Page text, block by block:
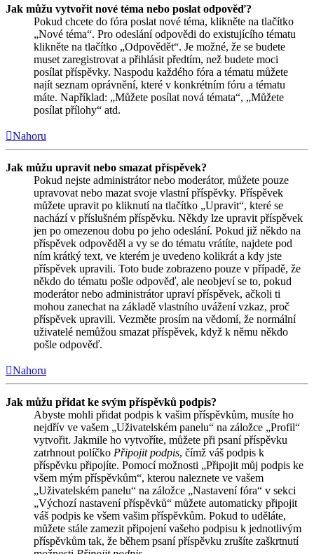
Jak můžu vytvořit nové téma nebo poslat odpověď?
Pokud chcete do fóra poslat nové téma, klikněte na tlačítko
„Nové téma“. Pro odeslání odpovědi do existujícího tématu
klikněte na tlačítko „Odpovědět“. Je možné, že se budete
muset zaregistrovat a přihlásit předtím, než budete moci
posílat příspěvky. Naspodu každého fóra a tématu můžete
najít seznam oprávnění, které v konkrétním fóru a tématu
máte. Například: „Můžete posílat nová témata“, „Můžete
posílat přílohy“ atd.
Nahoru
Jak můžu upravit nebo smazat příspěvek?
Pokud nejste administrátor nebo moderátor, můžete pouze
upravovat nebo mazat svoje vlastní příspěvky. Příspěvek
můžete upravit po kliknutí na tlačítko „Upravit“, které se
nachází v příslušném příspěvku. Někdy lze upravit příspěvek
jen po omezenou dobu po jeho odeslání. Pokud již někdo na
příspěvek odpověděl a vy se do tématu vrátíte, najdete pod
ním krátký text, ve kterém je uvedeno kolikrát a kdy jste
příspěvek upravili. Toto bude zobrazeno pouze v případě, že
někdo do tématu pošle odpověď, ale neobjeví se to, pokud
moderátor nebo administrátor upraví příspěvek, ačkoli ti
mohou zanechat na základě vlastního uvážení vzkaz, proč
příspěvek upravili. Vezměte prosím na vědomí, že normální
uživatelé nemůžou smazat příspěvek, když k němu někdo
pošle odpověď.
Nahoru
Jak můžu přidat ke svým příspěvků podpis?
Abyste mohli přidat podpis k vašim příspěvkům, musíte ho
nejdřív ve vašem „Uživatelském panelu“ na záložce „Profil“
vytvořit. Jakmile ho vytvoříte, můžete při psaní příspěvku
zatrhnout políčko Připojit podpis, čímž váš podpis k
příspěvku připojíte. Pomocí možnosti „Připojit můj podpis ke
všem mým příspěvkům“, kterou naleznete ve vašem
„Uživatelském panelu“ na záložce „Nastavení fóra“ v sekci
„Výchozí nastavení příspěvků“ můžete automaticky připojit
váš podpis ke všem vašim příspěvkům. Pokud to uděláte,
můžete stále zamezit připojení vašeho podpisu k jednotlivým
příspěvkům tak, že během psaní příspěvku zrušíte zaškrtnutí